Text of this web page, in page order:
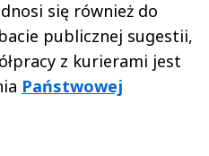
się również do
publicznej sugestii,
z kurierami jest
Państwowej